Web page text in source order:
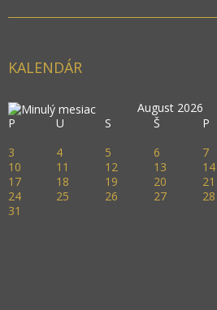
KALENDÁR
August 2026
P
U S Š P
3
4 5 6 7
10
11 12 13 14
17
18 19 20 21
24
25 26 27 28
31